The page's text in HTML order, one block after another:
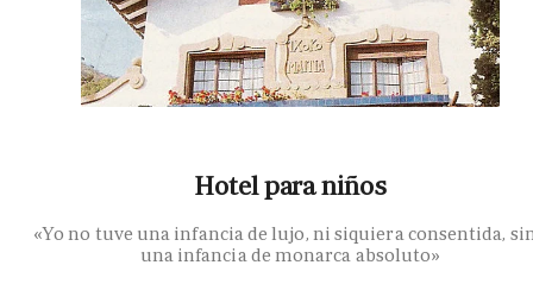
Hotel para niños
«Yo no tuve una infancia de lujo, ni siquiera consentida,
una infancia de monarca absoluto»